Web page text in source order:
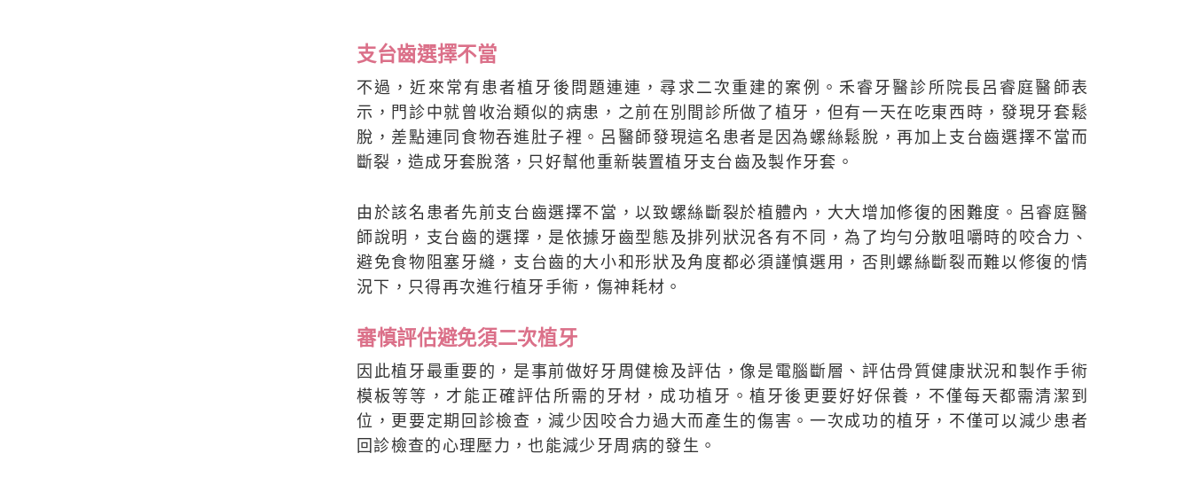
支台齒選擇不當
不過，近來常有患者植牙後問題連連，尋求二次重建的案例。禾睿牙醫診所院長呂睿庭醫師表
示，門診中就曾收治類似的病患，之前在別間診所做了植牙，但有一天在吃東西時，發現牙套鬆
脫，差點連同食物吞進肚子裡。呂醫師發現這名患者是因為螺絲鬆脫，再加上支台齒選擇不當而
斷裂，造成牙套脫落，只好幫他重新裝置植牙支台齒及製作牙套。
由於該名患者先前支台齒選擇不當，以致螺絲斷裂於植體內，大大增加修復的困難度。呂睿庭醫
師說明，支台齒的選擇，是依據牙齒型態及排列狀況各有不同，為了均勻分散咀嚼時的咬合力、
避免食物阻塞牙縫，支台齒的大小和形狀及角度都必須謹慎選用，否則螺絲斷裂而難以修復的情
況下，只得再次進行植牙手術，傷神耗材。
審慎評估避免須二次植牙
因此植牙最重要的，是事前做好牙周健檢及評估，像是電腦斷層、評估骨質健康狀況和製作手術
模板等等，才能正確評估所需的牙材，成功植牙。植牙後更要好好保養，不僅每天都需清潔到
位，更要定期回診檢查，減少因咬合力過大而產生的傷害。一次成功的植牙，不僅可以減少患者
回診檢查的心理壓力，也能減少牙周病的發生。